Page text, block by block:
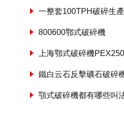
一整套100TPH破碎生
800600鄂式破碎機
上海鄂式破碎機
鐵白云石反擊礦石破碎
顎式破碎機都有哪些叫